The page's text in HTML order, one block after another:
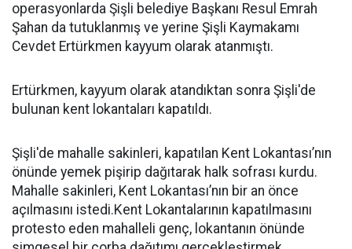
operasyonlarda Şişli belediye Başkanı Resul Emrah
Şahan da tutuklanmış ve yerine Şişli Kaymakamı
Cevdet Ertürkmen kayyum olarak atanmıştı.
Ertürkmen, kayyum olarak atandıktan sonra Şişli'de
bulunan kent lokantaları kapatıldı.
Şişli'de mahalle sakinleri, kapatılan Kent Lokantası’nın
önünde yemek pişirip dağıtarak halk sofrası kurdu.
Mahalle sakinleri, Kent Lokantası’nın bir an önce
açılmasını istedi.Kent Lokantalarının kapatılmasını
protesto eden mahalleli genç, lokantanın önünde